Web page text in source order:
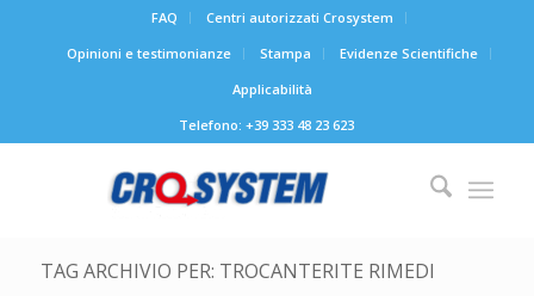
FAQ
Centri autorizzati Crosystem
Opinioni e testimonianze
Stampa
Evidenze Scientifiche
Applicabilità
Telefono: +39 333 48 23 623
TAG ARCHIVIO PER: TROCANTERITE RIMEDI